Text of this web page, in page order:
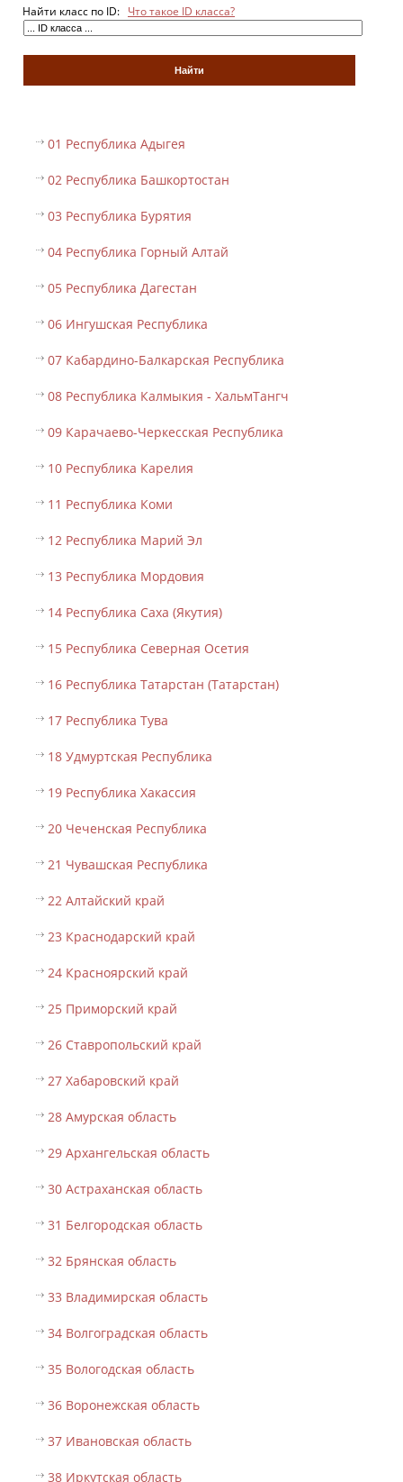
Найти класс по ID: Что такое ID класса?
01 Республика Адыгея
02 Республика Башкортостан
03 Республика Бурятия
04 Республика Горный Алтай
05 Республика Дагестан
06 Ингушская Республика
07 Кабардино-Балкарская Республика
08 Республика Калмыкия - ХальмТангч
09 Карачаево-Черкесская Республика
10 Республика Карелия
11 Республика Коми
12 Республика Марий Эл
13 Республика Мордовия
14 Республика Саха (Якутия)
15 Республика Северная Осетия
16 Республика Татарстан (Татарстан)
17 Республика Тува
18 Удмуртская Республика
19 Республика Хакассия
20 Чеченская Республика
21 Чувашская Республика
22 Алтайский край
23 Краснодарский край
24 Красноярский край
25 Приморский край
26 Ставропольский край
27 Хабаровский край
28 Амурская область
29 Архангельская область
30 Астраханская область
31 Белгородская область
32 Брянская область
33 Владимирская область
34 Волгоградская область
35 Вологодская область
36 Воронежская область
37 Ивановская область
38 Иркутская область